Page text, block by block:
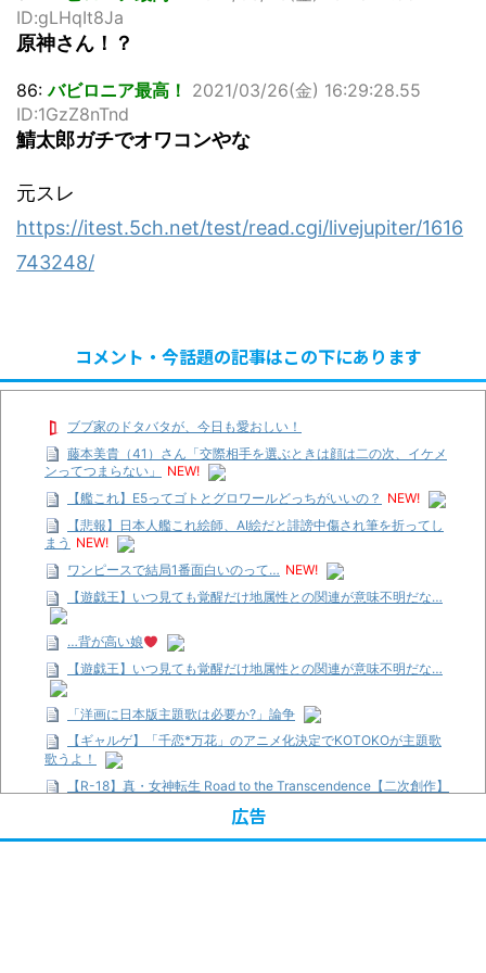
ID:gLHqIt8Ja
原神さん！？
86:バビロニア最高！ 2021/03/26(金) 16:29:28.55
ID:1GzZ8nTnd
鯖太郎ガチでオワコンやな
元スレ
https://itest.5ch.net/test/read.cgi/livejupiter/1616
743248/
コメント・今話題の記事はこの下にあります
ブブ家のドタバタが、今日も愛おしい！
藤本美貴（41）さん「交際相手を選ぶときは顔は二の次、イケメ
ンってつまらない」
NEW!
【艦これ】E5ってゴトとグロワールどっちがいいの？ NEW!
【悲報】日本人艦これ絵師、AI絵だと誹謗中傷され筆を折ってし
まう NEW!
ワンピースで結局1番面白いのって… NEW!
【遊戯王】いつ見ても覚醒だけ地属性との関連が意味不明だな…
…背が高い娘
【遊戯王】いつ見ても覚醒だけ地属性との関連が意味不明だな…
「洋画に日本版主題歌は必要か?」論争
【ギャルゲ】「千恋*万花」のアニメ化決定でKOTOKOが主題歌
歌うよ！
【R-18】真・女神転生 Road to the Transcendence【二次創作】
【画像】この女優さん、可愛すぎる
広告